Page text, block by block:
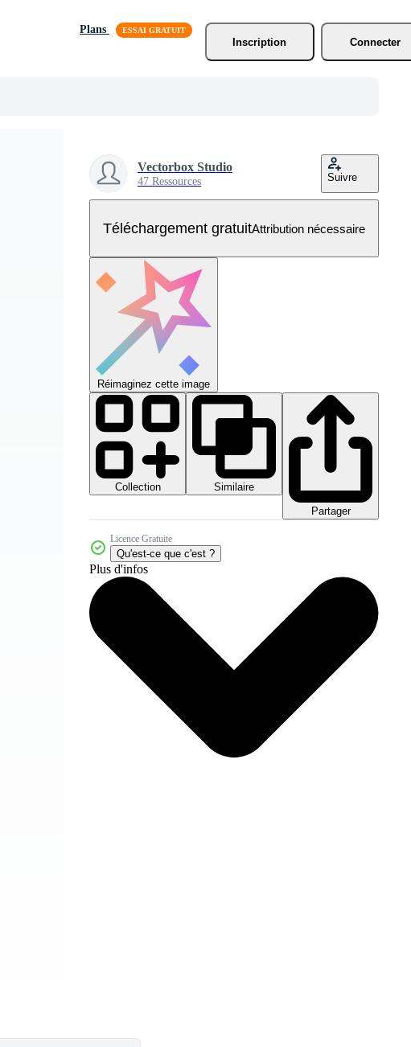
Plans
Inscription
Connecter
Vectorbox Studio
47 Ressources Suivre
Téléchargement gratuitAttribution nécessaire
Réimaginez cette image
Collection
Similaire
Partager
Licence Gratuite
Qu'est-ce que c'est ?
Plus d'infos